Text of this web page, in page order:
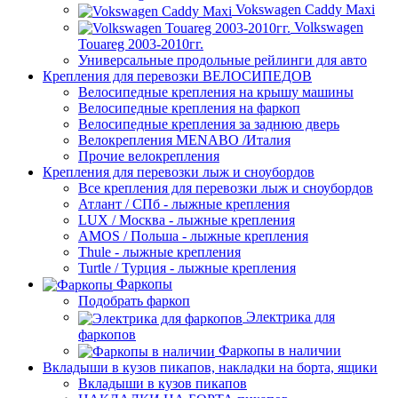
Vokswagen Caddy Maxi
Volkswagen
Touareg 2003-2010гг.
Универсальные продольные рейлинги для авто
Крепления для перевозки ВЕЛОСИПЕДОВ
Велосипедные крепления на крышу машины
Велосипедные крепления на фаркоп
Велосипедные крепления за заднюю дверь
Велокрепления MENABO /Италия
Прочие велокрепления
Крепления для перевозки лыж и сноубордов
Все крепления для перевозки лыж и сноубордов
Атлант / СПб - лыжные крепления
LUX / Москва - лыжные крепления
AMOS / Польша - лыжные крепления
Thule - лыжные крепления
Turtle / Турция - лыжные крепления
Фаркопы
Подобрать фаркоп
Электрика для
фаркопов
Фаркопы в наличии
Вкладыши в кузов пикапов, накладки на борта, ящики
Вкладыши в кузов пикапов